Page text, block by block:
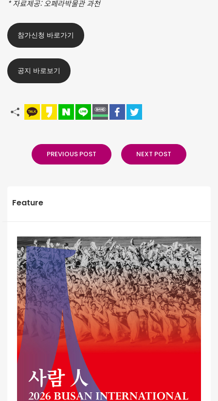
* 자료제공: 오페라박물관 과천
참가신청 바로가기
공지 바로보기
PREVIOUS POST NEXT POST
Feature